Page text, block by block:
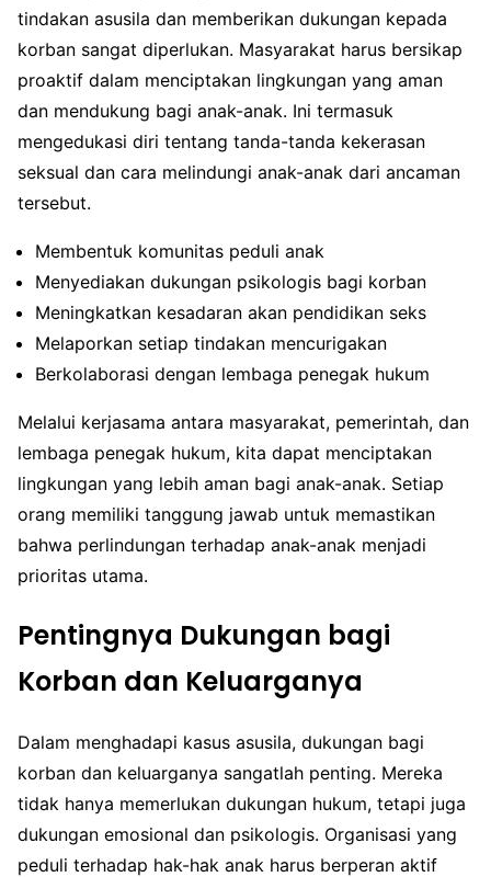
tindakan asusila dan memberikan dukungan kepada
korban sangat diperlukan. Masyarakat harus bersikap
proaktif dalam menciptakan lingkungan yang aman
dan mendukung bagi anak-anak. Ini termasuk
mengedukasi diri tentang tanda-tanda kekerasan
seksual dan cara melindungi anak-anak dari ancaman
tersebut.
Membentuk komunitas peduli anak
Menyediakan dukungan psikologis bagi korban
Meningkatkan kesadaran akan pendidikan seks
Melaporkan setiap tindakan mencurigakan
Berkolaborasi dengan lembaga penegak hukum
Melalui kerjasama antara masyarakat, pemerintah, dan
lembaga penegak hukum, kita dapat menciptakan
lingkungan yang lebih aman bagi anak-anak. Setiap
orang memiliki tanggung jawab untuk memastikan
bahwa perlindungan terhadap anak-anak menjadi
prioritas utama.
Pentingnya Dukungan bagi
Korban dan Keluarganya
Dalam menghadapi kasus asusila, dukungan bagi
korban dan keluarganya sangatlah penting. Mereka
tidak hanya memerlukan dukungan hukum, tetapi juga
dukungan emosional dan psikologis. Organisasi yang
peduli terhadap hak-hak anak harus berperan aktif